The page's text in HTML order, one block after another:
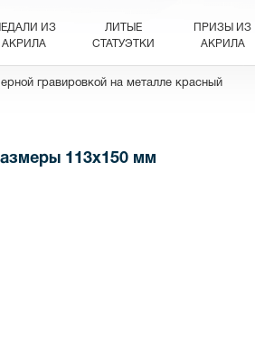
ИЗ
АКРИЛА
ЛИТЫЕ
СТАТУЭТКИ
ПРИЗЫ ИЗ
АКРИЛА
гравировкой на металле красный
113х150 мм